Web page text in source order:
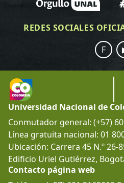
REDES SOCIALES
F
Universidad Nacional de
Conmutador general: (+57)
Línea gratuita nacional: 01
Ubicación: Carrera 45 N.º 26-
Edificio Uriel Gutiérrez,
Contacto página web